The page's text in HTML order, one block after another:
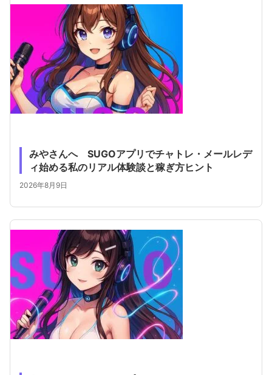
みやさんへ SUGOアプリでチャトレ・メールレデ
ィ始める私のリアル体験談と稼ぎ方ヒント
2026年8月9日